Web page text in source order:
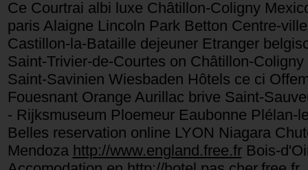
Ce Courtrai albi luxe Châtillon-Coligny
paris Alaigne Lincoln Park Betton Centre-
Castillon-la-Bataille dejeuner Etranger
Saint-Trivier-de-Courtes on Châtillon-
Saint-Savinien Wiesbaden Hôtels ce ci
Fouesnant Orange Aurillac brive Saint-
- Rijksmuseum Ploemeur Eaubonne Plélan-
Belles reservation online LYON Niagara
Mendoza http://www.england.free.frBois-